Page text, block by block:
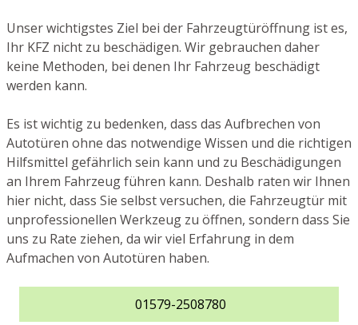
Unser wichtigstes Ziel bei der Fahrzeugtüröffnung ist es,
Ihr KFZ nicht zu beschädigen. Wir gebrauchen daher
keine Methoden, bei denen Ihr Fahrzeug beschädigt
werden kann.
Es ist wichtig zu bedenken, dass das Aufbrechen von
Autotüren ohne das notwendige Wissen und die richtigen
Hilfsmittel gefährlich sein kann und zu Beschädigungen
an Ihrem Fahrzeug führen kann. Deshalb raten wir Ihnen
hier nicht, dass Sie selbst versuchen, die Fahrzeugtür mit
unprofessionellen Werkzeug zu öffnen, sondern dass Sie
uns zu Rate ziehen, da wir viel Erfahrung in dem
Aufmachen von Autotüren haben.
01579-2508780